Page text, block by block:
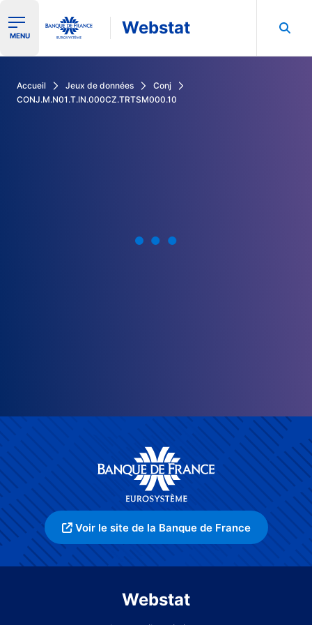
Ouvrir le menu de navigation
MENU Webstat
Accueil Jeux de données
Conj
CONJ.M.N01.T.IN.000CZ.TRTSM000.10
Voir le site de la Banque de France
Webstat